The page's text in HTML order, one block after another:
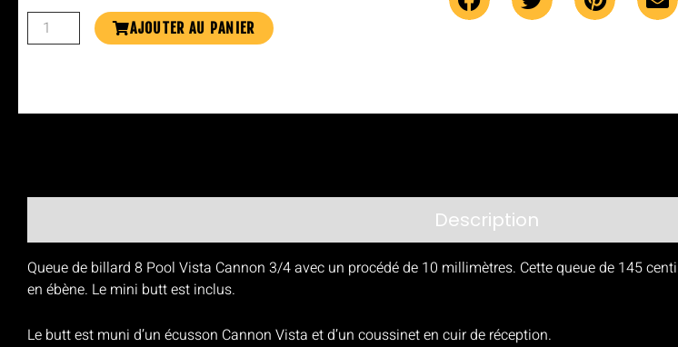
AJOUTER AU PANIER
Description
Queue de billard 8 Pool Vista Cannon 3/4 avec un procédé de 10 millimètres. Cette queue de 145
en ébène. Le mini butt est inclus.
Le butt est muni d’un écusson Cannon Vista et d’un coussinet en cuir de réception.